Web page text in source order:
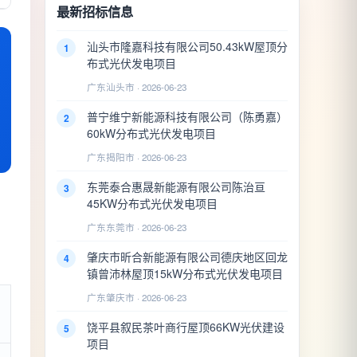
最新招标信息
1
汕头市隆嘉科技有限公司50.43kW屋顶分
布式光伏发电项目
广东汕头市 · 2026-06-23
2
普宁维宁新能源科技有限公司（陈勇嘉）
60kW分布式光伏发电项目
广东揭阳市 · 2026-06-23
3
东莞泰合惠晟新能源有限公司陈治亘
45KW分布式光伏发电项目
广东东莞市 · 2026-06-23
4
肇庆市昕合新能源有限公司德庆地区回龙
镇曾沛林屋顶15kW分布式光伏发电项目
广东肇庆市 · 2026-06-23
5
饶平县叙民茶叶商行屋顶66KW光伏建设
项目